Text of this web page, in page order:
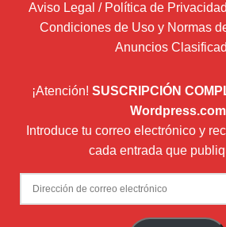
Aviso Legal / Política de
Condiciones de Uso y Normas
Anuncios
¡Atención! SUSCRIPCIÓN
Wordpress.com
Introduce tu correo electrónico y
cada entrada que
Dirección
de